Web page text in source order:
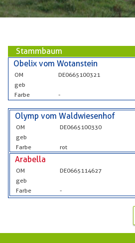
Stammbaum
Obelix vom Wotanstein
OM
DE0665100321
geb
Farbe
-
Olymp vom Waldwiesenhof
OM
DE0665100330
geb
Farbe
rot
Arabella
OM
DE0665114627
geb
Farbe
-